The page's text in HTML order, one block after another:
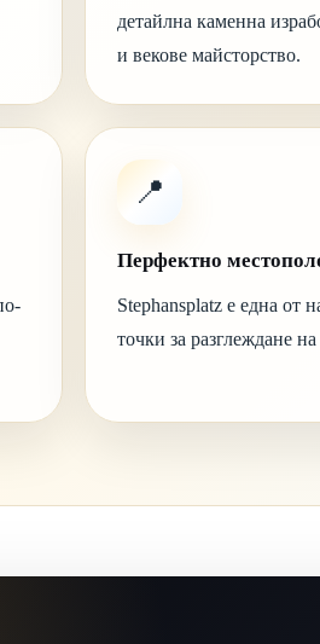
детайлна каменна
и векове майсторство.
📍
Перфектно
Stephansplatz е една от
точки за разглеждане